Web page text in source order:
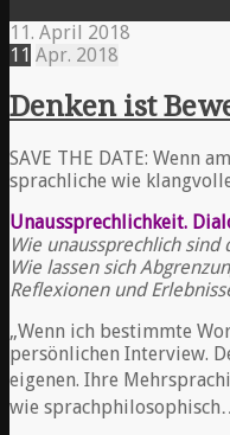
11. April 2018
11 Apr. 2018
Denken ist
SAVE THE DATE: Wenn
sprachliche wie
Unaussprechlichkeit.
Wie unaussprechlich
Wie lassen sich
Reflexionen und
„Wenn ich bestimmte
persönlichen Interview.
eigenen. Ihre
wie